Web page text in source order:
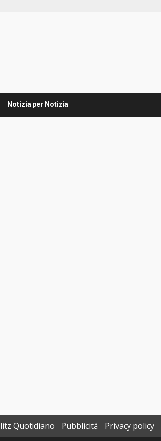
Notizia per Notizia
Quotidiano Pubblicità Privacy policy